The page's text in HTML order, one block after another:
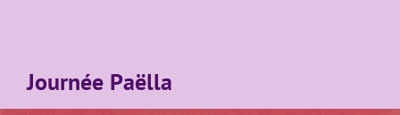
Journée Paëlla